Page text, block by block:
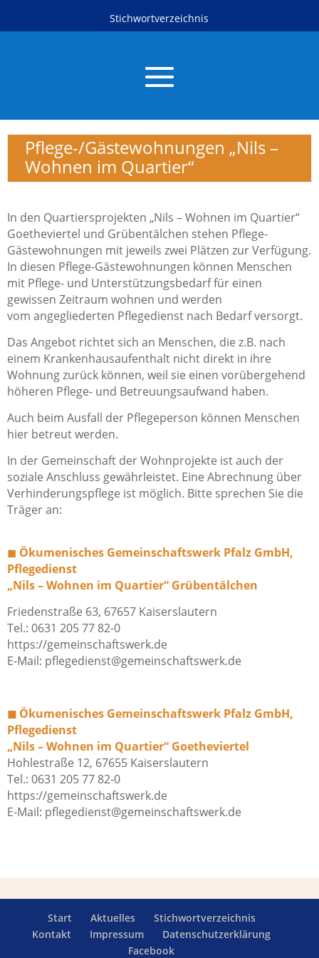
Stichwortverzeichnis
Pflege-/Gästewohnungen „Nils –
Wohnen im Quartier“
In den Quartiersprojekten „Nils – Wohnen im Quartier“
Goetheviertel und Grübentälchen stehen Pflege-
Gästewohnungen mit jeweils zwei Plätzen zur Verfügung.
In diesen Pflege-Gästewohnungen können Menschen
mit Pflege- und Unterstützungsbedarf für einen
gewissen Zeitraum wohnen und werden
vom angegliederten Pflegedienst nach Bedarf versorgt.
Das Angebot richtet sich an Menschen, die z.B. nach
einem Krankenhausaufenthalt nicht direkt in ihre
Wohnung zurück können, weil sie einen vorübergehend
höheren Pflege- und Betreuungsaufwand haben.
Auch beim Ausfall der Pflegeperson können Menschen
hier betreut werden.
In der Gemeinschaft der Wohnprojekte ist auch der
soziale Anschluss gewährleistet. Eine Abrechnung über
Verhinderungspflege ist möglich. Bitte sprechen Sie die
Träger an:
◼︎ Ökumenisches Gemeinschaftswerk Pfalz GmbH,
Pflegedienst
„Nils – Wohnen im Quartier“ Grübentälchen
Friedenstraße 63, 67657 Kaiserslautern
Tel.: 0631 205 77 82-0
https://gemeinschaftswerk.de
E-Mail: pflegedienst@gemeinschaftswerk.de
◼︎ Ökumenisches Gemeinschaftswerk Pfalz GmbH,
Pflegedienst
„Nils – Wohnen im Quartier“ Goetheviertel
Hohlestraße 12, 67655 Kaiserslautern
Tel.: 0631 205 77 82-0
https://gemeinschaftswerk.de
E-Mail: pflegedienst@gemeinschaftswerk.de
Start Aktuelles
Stichwortverzeichnis
Kontakt
Impressum
Datenschutzerklärung
Facebook